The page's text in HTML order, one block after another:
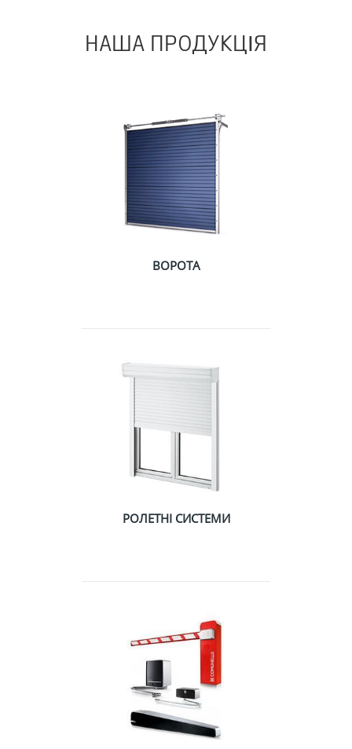
НАША ПРОДУКЦІЯ
ВОРОТА
РОЛЕТНІ СИСТЕМИ